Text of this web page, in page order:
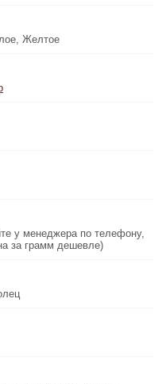
Желтое
у менеджера по телефону,
за грамм дешевле)
Красное, Белое, Желтое
свой размер
у менеджера по телефону,
цена за грамм дешевле)
средняя цена ПАРЫ колец